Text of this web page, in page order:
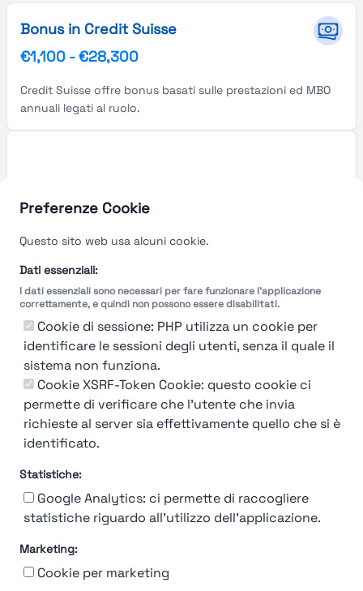
Preferenze Cookie
Questo sito web usa alcuni cookie.
Dati essenziali:
I dati essenziali sono necessari per fare funzionare l'applicazione
correttamente, e quindi non possono essere disabilitati.
Cookie di sessione: PHP utilizza un cookie per
identificare le sessioni degli utenti, senza il quale il
sistema non funziona.
Cookie XSRF-Token Cookie: questo cookie ci
permette di verificare che l'utente che invia
richieste al server sia effettivamente quello che si è
identificato.
Statistiche:
Google Analytics: ci permette di raccogliere
statistiche riguardo all'utilizzo dell'applicazione.
Marketing:
Cookie per marketing
Bonus in Credit Suisse
€1,100 -€28,300
Credit Suisse offre bonus basati sulle prestazioni ed MBO
annuali legati al ruolo.
You're Not logged in
LoginorIscrivitiper vedere
Termini e Condizioni